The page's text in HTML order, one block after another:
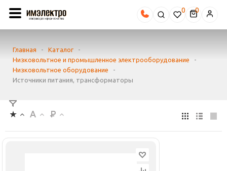
0
Главная - Каталог
-
Низковольтное и промышленное электрооборудование
-
Низковольтное оборудование
-
Источники питания, трансформаторы